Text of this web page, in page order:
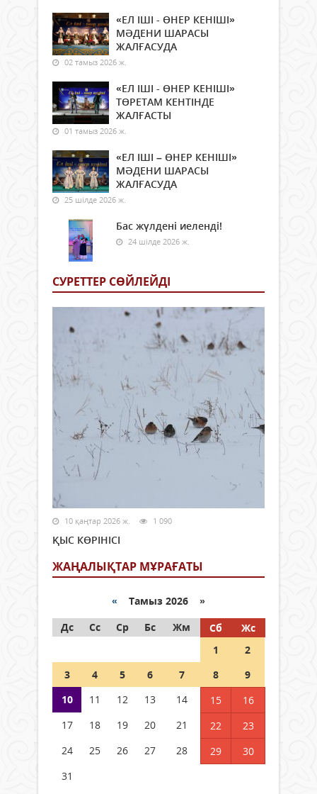
«ЕЛ ІШІ - ӨНЕР КЕНІШІ»
МӘДЕНИ ШАРАСЫ
ЖАЛҒАСУДА
02 тамыз 2026 ж.
«ЕЛ ІШІ - ӨНЕР КЕНІШІ»
ТӨРЕТАМ КЕНТІНДЕ
ЖАЛҒАСТЫ
01 тамыз 2026 ж.
«ЕЛ ІШІ – ӨНЕР КЕНІШІ»
МӘДЕНИ ШАРАСЫ
ЖАЛҒАСУДА
25 шілде 2026 ж.
Бас жүлдені иеленді!
24 шілде 2026 ж.
СУРЕТТЕР СӨЙЛЕЙДI
10 қаңтар 2026 ж. 1 090
ҚЫС КӨРІНІСІ
ЖАҢАЛЫҚТАР МҰРАҒАТЫ
« Тамыз 2026 »
Дс
Сс Ср Бс Жм Сб
Жс
1
2
3
4 5 6 7 8
9
10
11 12 13 14 15
16
17
18 19 20 21 22
23
24
25 26 27 28 29
30
31